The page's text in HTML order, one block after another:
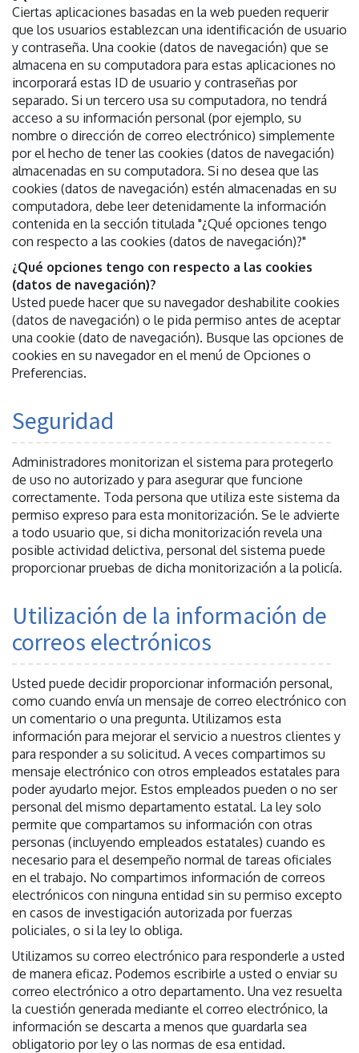
Ciertas aplicaciones basadas en la web pueden requerir
que los usuarios establezcan una identificación de usuario
y contraseña. Una cookie (datos de navegación) que se
almacena en su computadora para estas aplicaciones no
incorporará estas ID de usuario y contraseñas por
separado. Si un tercero usa su computadora, no tendrá
acceso a su información personal (por ejemplo, su
nombre o dirección de correo electrónico) simplemente
por el hecho de tener las cookies (datos de navegación)
almacenadas en su computadora. Si no desea que las
cookies (datos de navegación) estén almacenadas en su
computadora, debe leer detenidamente la información
contenida en la sección titulada "¿Qué opciones tengo
con respecto a las cookies (datos de navegación)?"
¿Qué opciones tengo con respecto a las cookies
(datos de navegación)?
Usted puede hacer que su navegador deshabilite cookies
(datos de navegación) o le pida permiso antes de aceptar
una cookie (dato de navegación). Busque las opciones de
cookies en su navegador en el menú de Opciones o
Preferencias.
Seguridad
Administradores monitorizan el sistema para protegerlo
de uso no autorizado y para asegurar que funcione
correctamente. Toda persona que utiliza este sistema da
permiso expreso para esta monitorización. Se le advierte
a todo usuario que, si dicha monitorización revela una
posible actividad delictiva, personal del sistema puede
proporcionar pruebas de dicha monitorización a la policía.
Utilización de la información de
correos electrónicos
Usted puede decidir proporcionar información personal,
como cuando envía un mensaje de correo electrónico con
un comentario o una pregunta. Utilizamos esta
información para mejorar el servicio a nuestros clientes y
para responder a su solicitud. A veces compartimos su
mensaje electrónico con otros empleados estatales para
poder ayudarlo mejor. Estos empleados pueden o no ser
personal del mismo departamento estatal. La ley solo
permite que compartamos su información con otras
personas (incluyendo empleados estatales) cuando es
necesario para el desempeño normal de tareas oficiales
en el trabajo. No compartimos información de correos
electrónicos con ninguna entidad sin su permiso excepto
en casos de investigación autorizada por fuerzas
policiales, o si la ley lo obliga.
Utilizamos su correo electrónico para responderle a usted
de manera eficaz. Podemos escribirle a usted o enviar su
correo electrónico a otro departamento. Una vez resuelta
la cuestión generada mediante el correo electrónico, la
información se descarta a menos que guardarla sea
obligatorio por ley o las normas de esa entidad.